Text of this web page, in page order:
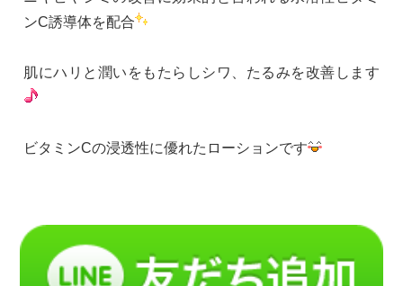
ンC誘導体を配合
肌にハリと潤いをもたらしシワ、たるみを改善します
ビタミンCの浸透性に優れたローションです